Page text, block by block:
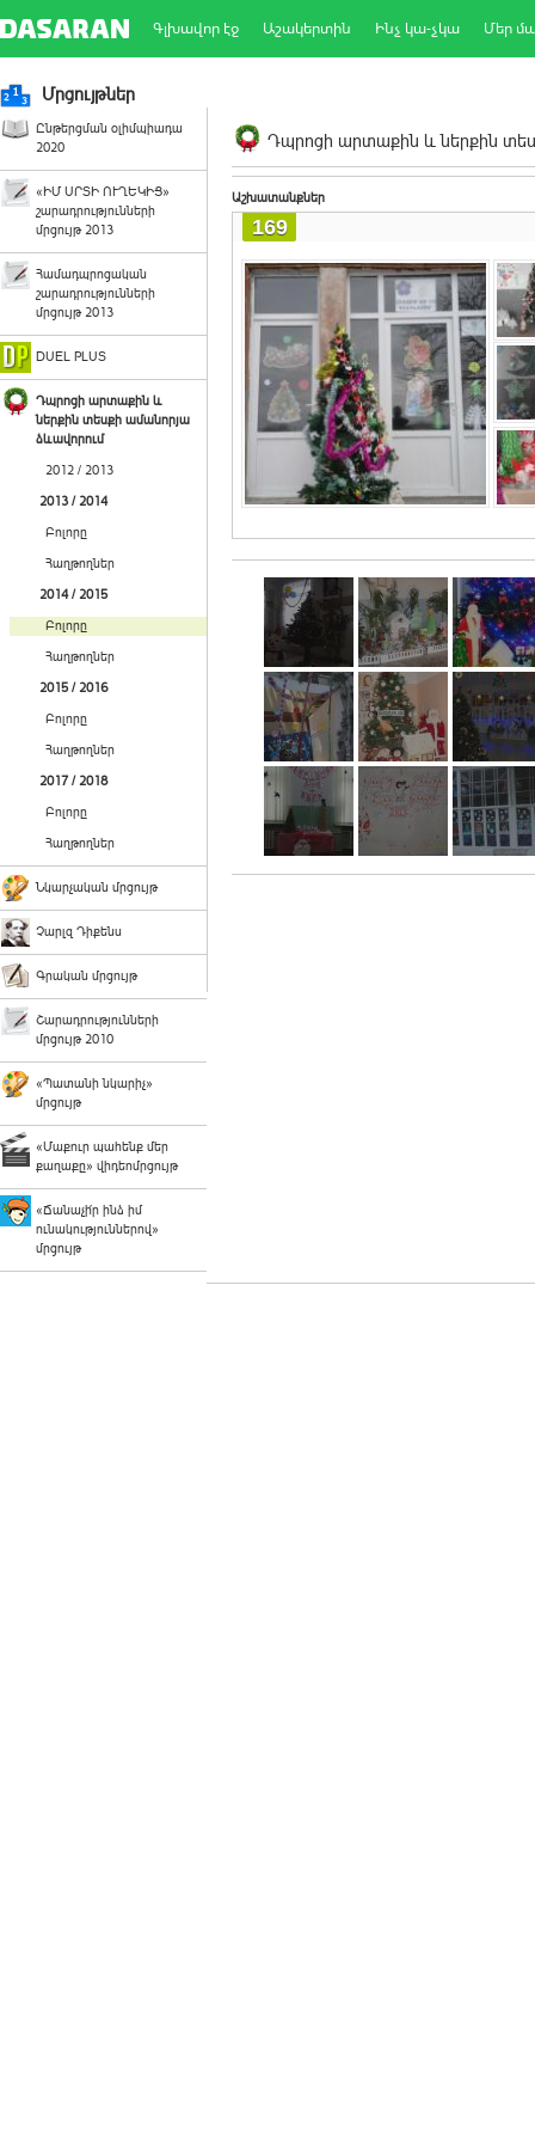
Գլխավոր էջ Աշակերտին Ինչ կա-չկա Մեր
Մրցույթներ
Ընթերցման օլիմպիադա
2020
«ԻՄ ՍՐՏԻ ՈՒՂԵԿԻՑ»
շարադրությունների
մրցույթ 2013
Համադպրոցական
շարադրությունների
մրցույթ 2013
DUEL PLUS
Դպրոցի արտաքին և
ներքին տեսքի ամանորյա
ձևավորում
2012 / 2013
2013 / 2014
Բոլորը
Հաղթողներ
2014 / 2015
Բոլորը
Հաղթողներ
2015 / 2016
Բոլորը
Հաղթողներ
2017 / 2018
Բոլորը
Հաղթողներ
Նկարչական մրցույթ
Չարլզ Դիքենս
Գրական մրցույթ
Շարադրությունների
մրցույթ 2010
«Պատանի նկարիչ»
մրցույթ
«Մաքուր պահենք մեր
քաղաքը» վիդեոմրցույթ
«Ճանաչի՛ր ինձ իմ
ունակություններով»
մրցույթ
Դպրոցի արտաքին և ներքին
Աշխատանքներ
169